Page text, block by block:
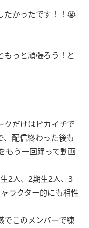
たかったです！！😭
もっと頑張ろう！と
クだけはピカイチで
、配信終わった後も
もう一回踊って動画
2人、2期生2人、3
ラクター的にも相性
でこのメンバーで練